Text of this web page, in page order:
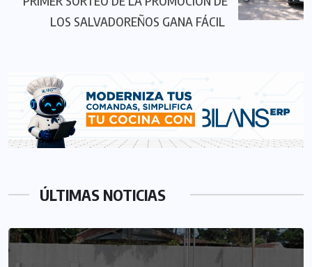
LOS SALVADOREÑOS GANA FÁCIL
ÚLTIMAS NOTICIAS